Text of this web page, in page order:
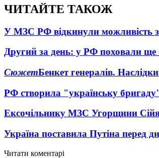
ЧИТАЙТЕ ТАКОЖ
У МЗС РФ відкинули можливість
Другий за день: у РФ поховали ще
СюжетБенкет генералів.
РФ створила "українську
Ексочільнику МЗС Угорщини
Україна поставила Путіна перед
Читати коментарі